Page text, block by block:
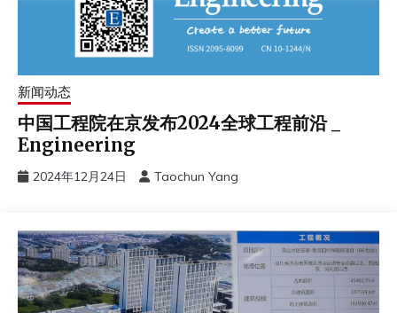
新闻动态
中国工程院在京发布2024全球工程前沿 _
Engineering
2024年12月24日 Taochun Yang